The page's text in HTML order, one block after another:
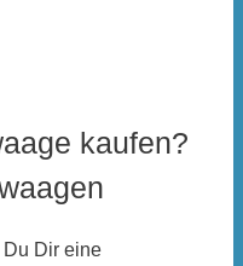
kaufen?
Dir eine